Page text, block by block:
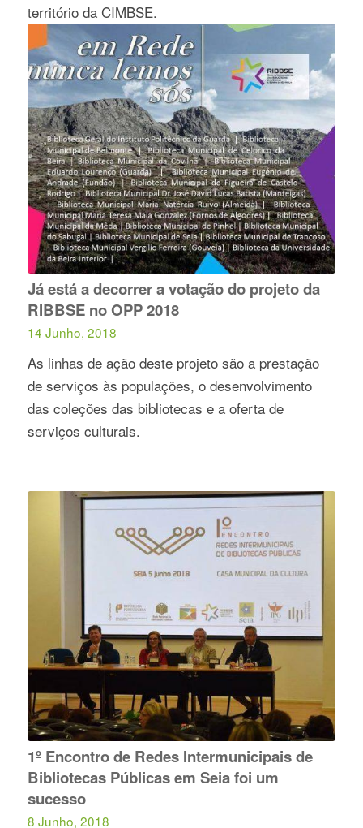
território da CIMBSE.
Já está a decorrer a votação do projeto da
RIBBSE no OPP 2018
14 Junho, 2018
As linhas de ação deste projeto são a prestação
de serviços às populações, o desenvolvimento
das coleções das bibliotecas e a oferta de
serviços culturais.
1º Encontro de Redes Intermunicipais de
Bibliotecas Públicas em Seia foi um
sucesso
8 Junho, 2018